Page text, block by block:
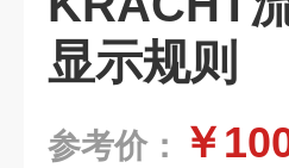
显示规则
参考价： ￥